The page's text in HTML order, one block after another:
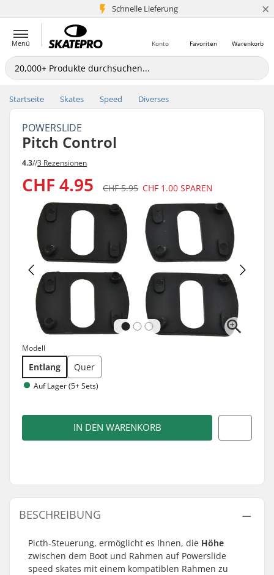
Schnelle Lieferung
5+ Mio. Kunden ×
Menü Warenkorb
Favoriten
Konto
Startseite Skates Speed Diverses
POWERSLIDE
Pitch Control
4.3//3 Rezensionen
CHF 4.95 CHF 5.95 CHF 1.00 SPAREN
Modell
Entlang Quer
Auf Lager (5+ Sets)
IN DEN WARENKORB
BESCHREIBUNG
Picth-Steuerung, ermöglicht es Ihnen, die Höhe
zwischen dem Boot und Rahmen auf Powerslide
speed skates mit einem kompatiblen Rahmen zu